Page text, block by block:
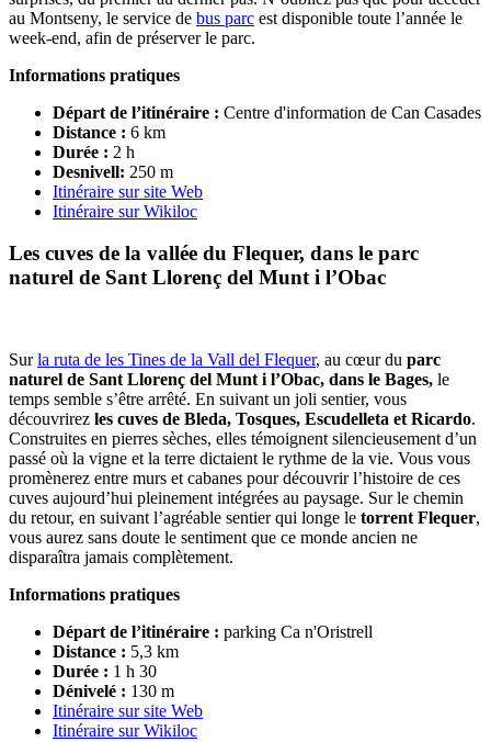
au Montseny, le service de bus parc est disponible toute l’année le
week-end, afin de préserver le parc.
Informations pratiques
Départ de l’itinéraire : Centre d'information de Can Casades
Distance : 6 km
Durée : 2 h
Desnivell: 250 m
Itinéraire sur site Web
Itinéraire sur Wikiloc
Les cuves de la vallée du Flequer, dans le parc
naturel de Sant Llorenç del Munt i l’Obac
Surla ruta de les Tines de la Vall del Flequer, au cœur du parc
naturel de Sant Llorenç del Munt i l’Obac, dans le Bages, le
temps semble s’être arrêté. En suivant un joli sentier, vous
découvrirez les cuves de Bleda, Tosques, Escudelleta et Ricardo.
Construites en pierres sèches, elles témoignent silencieusement d’un
passé où la vigne et la terre dictaient le rythme de la vie. Vous vous
promènerez entre murs et cabanes pour découvrir l’histoire de ces
cuves aujourd’hui pleinement intégrées au paysage. Sur le chemin
du retour, en suivant l’agréable sentier qui longe le torrent Flequer,
vous aurez sans doute le sentiment que ce monde ancien ne
disparaîtra jamais complètement.
Informations pratiques
Départ de l’itinéraire : parking Ca n'Oristrell
Distance : 5,3 km
Durée : 1 h 30
Dénivelé : 130 m
Itinéraire sur site Web
Itinéraire sur Wikiloc